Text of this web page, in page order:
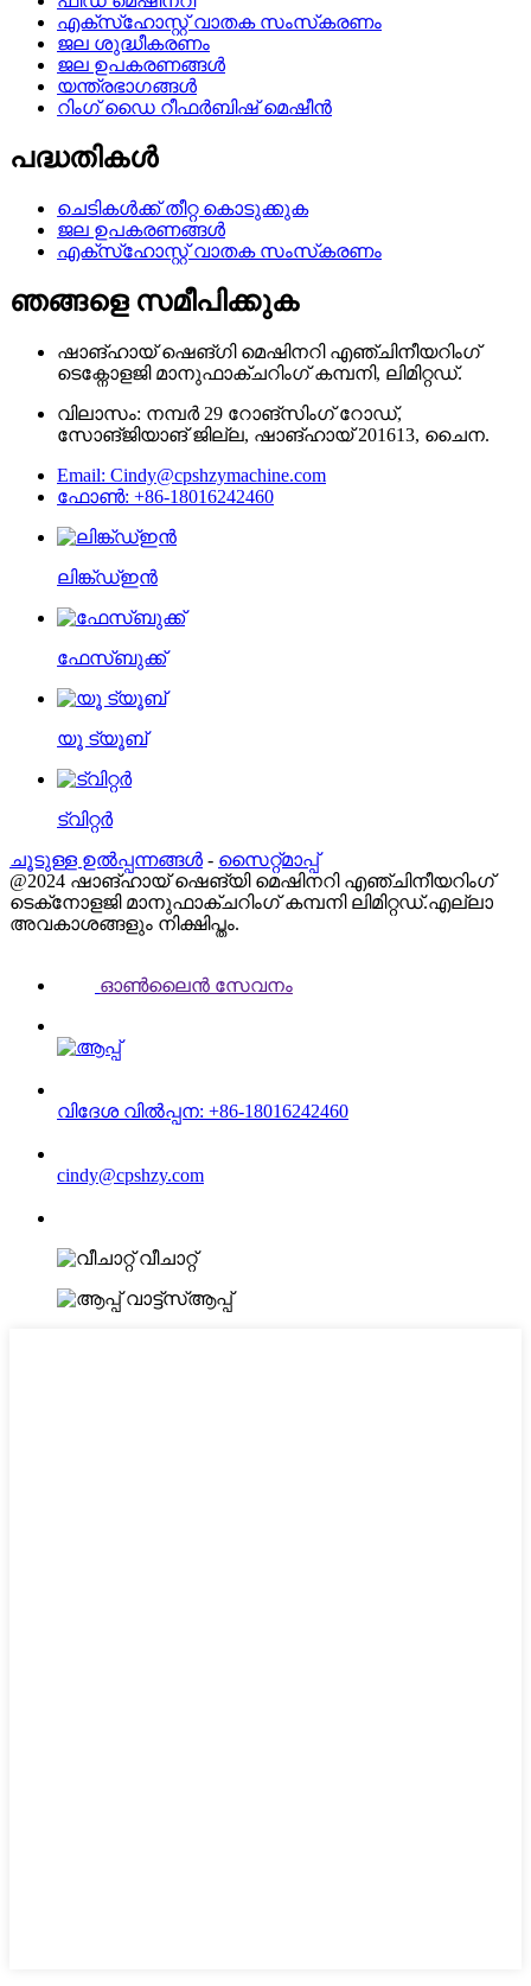
എക്‌സ്‌ഹോസ്റ്റ് വാതക സംസ്‌കരണം
ജല ശുദ്ധീകരണം
ജല ഉപകരണങ്ങൾ
യന്ത്രഭാഗങ്ങൾ
റിംഗ് ഡൈ റീഫർബിഷ് മെഷീൻ
പദ്ധതികൾ
ചെടികൾക്ക് തീറ്റ കൊടുക്കുക
ജല ഉപകരണങ്ങൾ
എക്‌സ്‌ഹോസ്റ്റ് വാതക സംസ്‌കരണം
ഞങ്ങളെ സമീപിക്കുക
ഷാങ്ഹായ് ഷെങ്ഗി മെഷിനറി എഞ്ചിനീയറിംഗ്
ടെക്നോളജി മാനുഫാക്ചറിംഗ് കമ്പനി, ലിമിറ്റഡ്.
വിലാസം: നമ്പർ 29 റോങ്‌സിംഗ് റോഡ്,
സോങ്‌ജിയാങ് ജില്ല, ഷാങ്ഹായ് 201613, ചൈന.
Email: Cindy@cpshzymachine.com
ഫോൺ: +86-18016242460
ലിങ്ക്ഡ്ഇൻ
ഫേസ്ബുക്ക്
യൂ ട്യൂബ്
ട്വിറ്റർ
ചൂടുള്ള ഉൽപ്പന്നങ്ങൾ - സൈറ്റ്മാപ്പ്
@2024 ഷാങ്ഹായ് ഷെങ്‌യി മെഷിനറി എഞ്ചിനീയറിംഗ്
ടെക്‌നോളജി മാനുഫാക്ചറിംഗ് കമ്പനി ലിമിറ്റഡ്.എല്ലാ
അവകാശങ്ങളും നിക്ഷിപ്തം.
ഓൺലൈൻ സേവനം
വിദേശ വിൽപ്പന: +86-18016242460
cindy@cpshzy.com
വീചാറ്റ്
വാട്ട്‌സ്ആപ്പ്